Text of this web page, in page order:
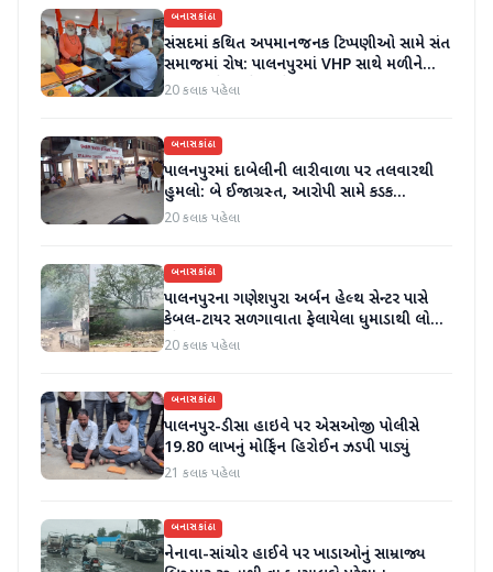
બનાસકાંઠા
સંસદમાં કથિત અપમાનજનક ટિપ્પણીઓ સામે સંત
સમાજમાં રોષ: પાલનપુરમાં VHP સાથે મળીને
અધિક કલેક્ટરને આવેદનપત્ર આપ્યું
20 કલાક પહેલા
બનાસકાંઠા
પાલનપુરમાં દાબેલીની લારીવાળા પર તલવારથી
હુમલો: બે ઈજાગ્રસ્ત, આરોપી સામે કડક
કાર્યવાહીની માંગ
20 કલાક પહેલા
બનાસકાંઠા
પાલનપુરના ગણેશપુરા અર્બન હેલ્થ સેન્ટર પાસે
કેબલ-ટાયર સળગાવાતા ફેલાયેલા ધુમાડાથી લોકો
પરેશાન
20 કલાક પહેલા
બનાસકાંઠા
પાલનપુર-ડીસા હાઇવે પર એસઓજી પોલીસે
19.80 લાખનું મોર્ફિન હિરોઈન ઝડપી પાડ્યું
21 કલાક પહેલા
બનાસકાંઠા
નેનાવા-સાંચોર હાઈવે પર ખાડાઓનું સામ્રાજ્ય